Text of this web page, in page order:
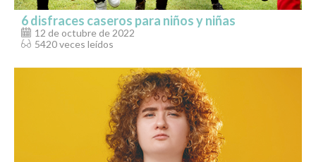
6 disfraces caseros para niños y niñas
12 de octubre de 2022
5420 veces leídos